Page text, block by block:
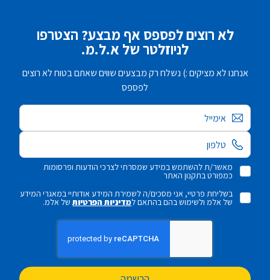
לא רוצים לפספס אף מבצע? הצטרפו
לניוזלטר של א.ל.מ.
אנחנו לא מציקים :) נשלח רק מבצעים שווים שאתם בטוח לא רוצים
לפספס
אימייל
מאשר/ת להשתמש במידע שמסרתי לצרכי הודעות ופרסומות
כמפורט בתקנון האתר
בשליחת פרטיי, אני מסכים/ה לשמירת המידע אודותיי במאגרי המידע
של אלמ ולשימוש בהם בהתאם למדיניות הפרטיותשל אלמ.